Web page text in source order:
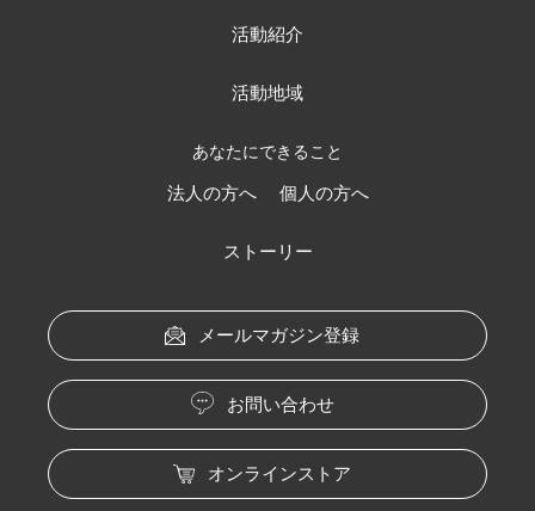
活動紹介
活動地域
あなたにできること
法人の方へ 個人の方へ
ストーリー
メールマガジン登録
お問い合わせ
オンラインストア